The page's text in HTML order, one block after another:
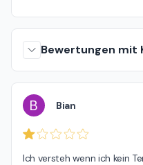
Bewertungen mit
B Bian
Ich versteh wenn ich kein